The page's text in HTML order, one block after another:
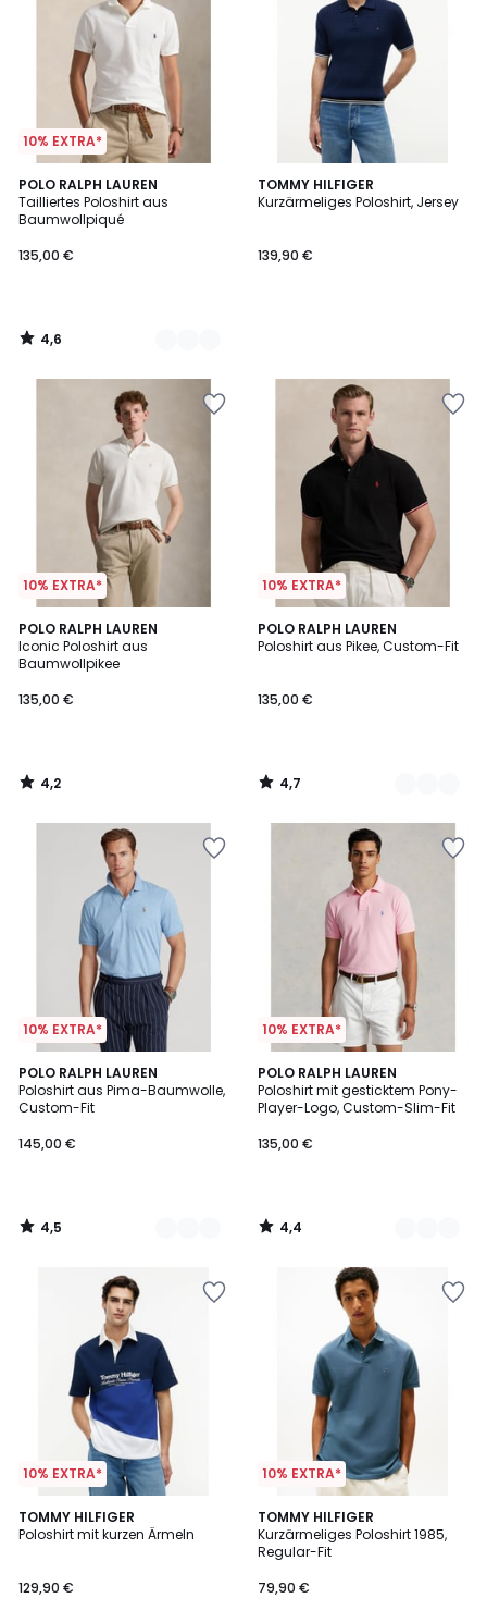
10% EXTRA*
POLO RALPH LAUREN
Tailliertes Poloshirt aus
Baumwollpiqué
135,00 €
4,6
/ 5
2
Farben
4,6
/
TOMMY HILFIGER
Kurzärmeliges Poloshirt, Jersey
139,90 €
10% EXTRA*
POLO RALPH LAUREN
Iconic Poloshirt aus
Baumwollpikee
135,00 €
4,2
/ 5
4,2
/
10% EXTRA*
POLO RALPH LAUREN
Poloshirt aus Pikee, Custom-Fit
135,00 €
4,7
/ 5
4
Farben
4,7
/
10% EXTRA*
POLO RALPH LAUREN
Poloshirt aus Pima-Baumwolle,
Custom-Fit
145,00 €
4,5
/ 5
2
Farben
4,5
/
10% EXTRA*
POLO RALPH LAUREN
Poloshirt mit gesticktem Pony-
Player-Logo, Custom-Slim-Fit
135,00 €
4,4
/ 5
2
Farben
4,4
/
10% EXTRA*
TOMMY HILFIGER
Poloshirt mit kurzen Ärmeln
129,90 €
10% EXTRA*
TOMMY HILFIGER
Kurzärmeliges Poloshirt 1985,
Regular-Fit
79,90 €
4,8
/ 5
7
Farben